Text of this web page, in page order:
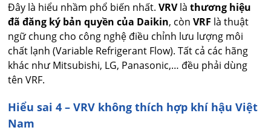
Đây là hiểu nhầm phổ biến nhất.VRVlàthương hiệu
đã đăng ký bản quyền của Daikin, cònVRF là thuật
ngữ chung cho công nghệ điều chỉnh lưu lượng môi
chất lạnh (Variable Refrigerant Flow). Tất cả các hãng
khác như Mitsubishi, LG, Panasonic,… đều phải dùng
tên VRF.
Hiểu sai 4 – VRV không thích hợp khí hậu Việt
Nam